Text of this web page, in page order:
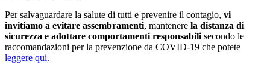
Per salvaguardare la salute di tutti e prevenire il contagio, vi
invitiamo a evitare assembramenti, mantenere la distanza di
sicurezza e adottare comportamenti responsabili secondo le
raccomandazioni per la prevenzione da COVID-19 che potete
leggere qui.